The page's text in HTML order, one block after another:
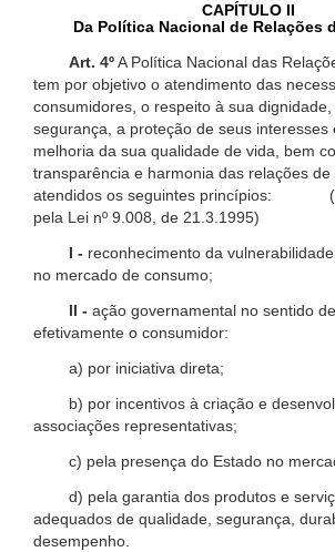
CAPÍTULO II
Da Política Nacional de Relações
Art. 4ºA Política Nacional das
tem por objetivo o atendimento das
consumidores, o respeito à sua
segurança, a proteção de seus interesses
melhoria da sua qualidade de vida, bem
transparência e harmonia das relações de
atendidos os seguintes princípios:
pela Lei nº 9.008, de 21.3.1995)
I - reconhecimento da
no mercado de consumo;
II - ação governamental no sentido
efetivamente o consumidor:
a) por iniciativa direta;
b) por incentivos à criação e
associações representativas;
c) pela presença do Estado no
d) pela garantia dos produtos e
adequados de qualidade, segurança,
desempenho.